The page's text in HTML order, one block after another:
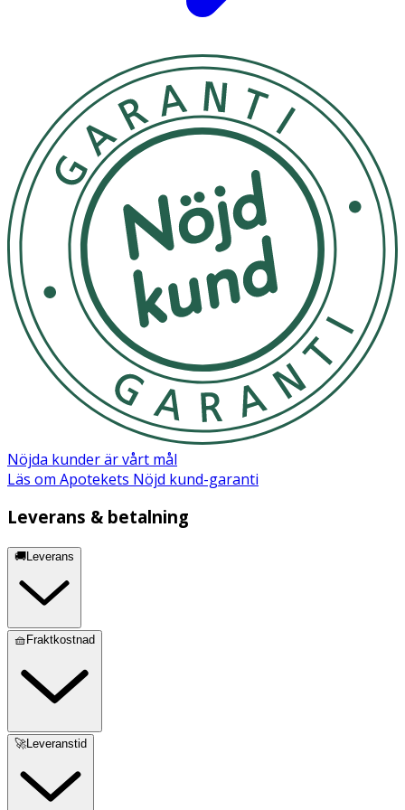
: FSC Forest Steward Council Mix
Nöjda kunder är vårt mål
Läs om Apotekets Nöjd kund-garanti
Leverans & betalning
🚚Leverans
🧺Fraktkostnad
🚀Leveranstid